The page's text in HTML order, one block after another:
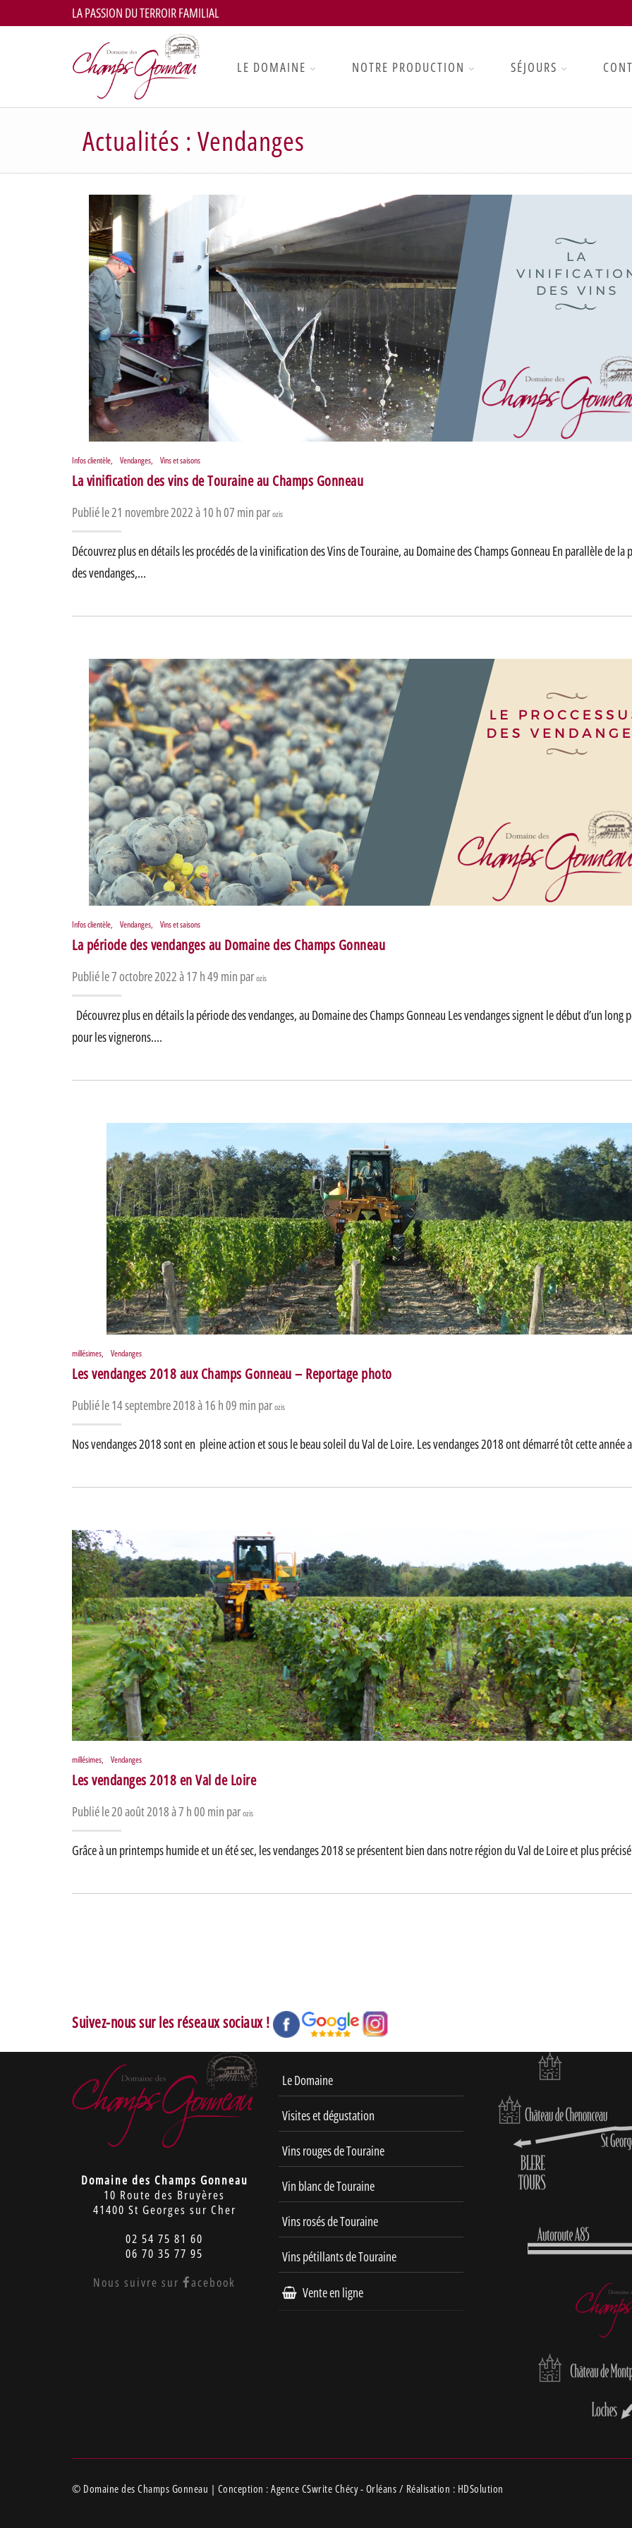
LA PASSION DU TERROIR FAMILIAL
LE DOMAINE NOTRE PRODUCTION SÉJOURS
Actualités : Vendanges
Infos clientèle, Vendanges, Vins et saisons
La vinification des vins de Touraine au Champs Gonneau
Publié le 21 novembre 2022 à 10 h 07 min parozis
Découvrez plus en détails les procédés de la vinification des Vins de Touraine, au Domaine des Champs Gonneau En parallèle de la
des vendanges,…
Infos clientèle, Vendanges, Vins et saisons
La période des vendanges au Domaine des Champs Gonneau
Publié le 7 octobre 2022 à 17 h 49 min parozis
Découvrez plus en détails la période des vendanges, au Domaine des Champs Gonneau Les vendanges signent le début d’un long
pour les vignerons….
millésimes, Vendanges
Les vendanges 2018 aux Champs Gonneau – Reportage photo
Publié le 14 septembre 2018 à 16 h 09 min parozis
Nos vendanges 2018 sont en pleine action et sous le beau soleil du Val de Loire. Les vendanges 2018 ont démarré tôt cette année
millésimes, Vendanges
Les vendanges 2018 en Val de Loire
Publié le 20 août 2018 à 7 h 00 min parozis
Grâce à un printemps humide et un été sec, les vendanges 2018 se présentent bien dans notre région du Val de Loire et plus
Suivez-nous sur les réseaux sociaux !
Domaine des Champs Gonneau
10 Route des Bruyères
41400 St Georges sur Cher
02 54 75 81 60
06 70 35 77 95
Nous suivre sur acebook
Le Domaine
Visites et dégustation
Vins rouges de Touraine
Vin blanc de Touraine
Vins rosés de Touraine
Vins pétillants de Touraine
Vente en ligne
© Domaine des Champs Gonneau | Conception : Agence CSwrite Chécy - Orléans / Réalisation : HDSolution